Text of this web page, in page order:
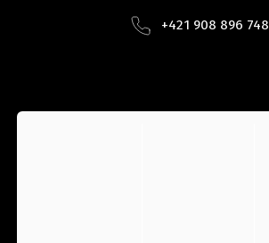
+421 908 896 748